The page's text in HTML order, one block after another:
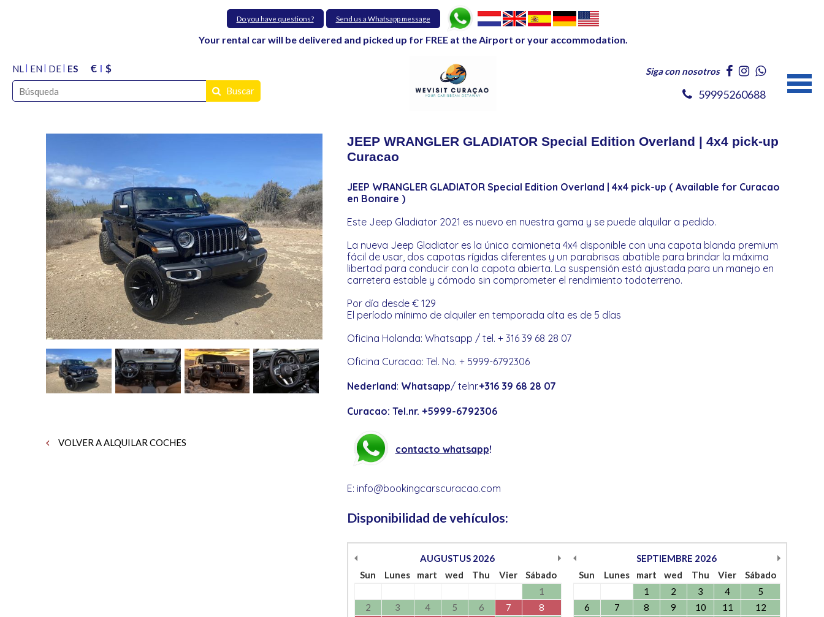
Do you have questions? Send us a Whatsapp message
Your rental car will be delivered and picked up for FREE at the Airport or your accommodation.
NL EN DE ES € $
Buscar
Siga con nosotros
59995260688
VOLVER A ALQUILAR COCHES
JEEP WRANGLER GLADIATOR Special Edition Overland | 4x4 pick-up
Curacao
JEEP WRANGLER GLADIATOR Special Edition Overland | 4x4 pick-up ( Available for Curacao
en Bonaire )
Este Jeep Gladiator 2021 es nuevo en nuestra gama y se puede alquilar a pedido.
La nueva Jeep Gladiator es la única camioneta 4x4 disponible con una capota blanda premium
fácil de usar, dos capotas rígidas diferentes y un parabrisas abatible para brindar la máxima
libertad para conducir con la capota abierta. La suspensión está ajustada para un manejo en
carretera estable y cómodo sin comprometer el rendimiento todoterreno.
Por día desde € 129
El período mínimo de alquiler en temporada alta es de 5 días
Oficina Holanda: Whatsapp / tel. + 316 39 68 28 07
Oficina Curacao: Tel. No. + 5999-6792306
Nederland: Whatsapp/ telnr.+316 39 68 28 07
Curacao: Tel.nr. +5999-6792306
contacto whatsapp!
E: info@bookingcarscuracao.com
Disponibilidad de vehículos:
AUGUSTUS 2026
Sun
Lunes mart wed Thu Vier
Sábado
1
2
3 4 5 6 7
8
SEPTIEMBRE 2026
Sun
Lunes mart wed Thu Vier
Sábado
1
2 3 4
5
6
7 8 9 10 11
12